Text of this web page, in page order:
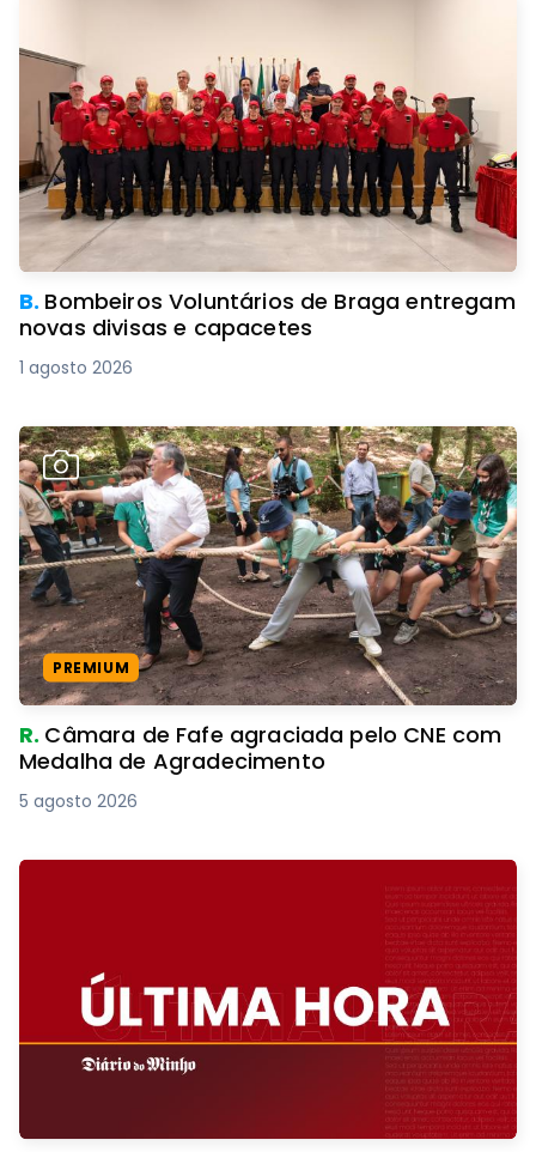
B. Bombeiros Voluntários de Braga entregam
novas divisas e capacetes
1 agosto 2026
PREMIUM
R. Câmara de Fafe agraciada pelo CNE com
Medalha de Agradecimento
5 agosto 2026